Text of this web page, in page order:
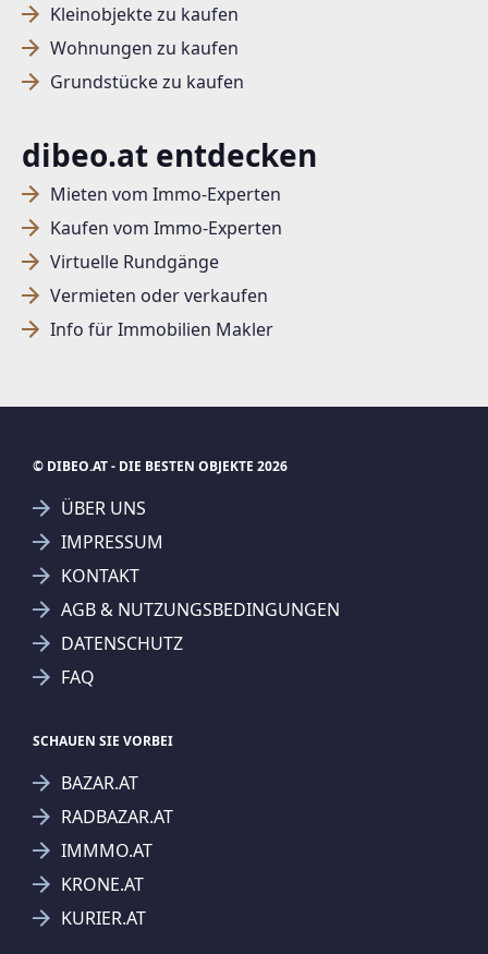
Kleinobjekte zu kaufen
Wohnungen zu kaufen
Grundstücke zu kaufen
dibeo.at entdecken
Mieten vom Immo-Experten
Kaufen vom Immo-Experten
Virtuelle Rundgänge
Vermieten oder verkaufen
Info für Immobilien Makler
© DIBEO.AT - DIE BESTEN OBJEKTE 2026
ÜBER UNS
IMPRESSUM
KONTAKT
AGB & NUTZUNGSBEDINGUNGEN
DATENSCHUTZ
FAQ
SCHAUEN SIE VORBEI
BAZAR.AT
RADBAZAR.AT
IMMMO.AT
KRONE.AT
KURIER.AT